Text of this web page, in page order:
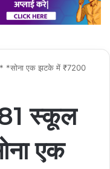
*सोना एक झटके में ₹7200
स्कूल
एक